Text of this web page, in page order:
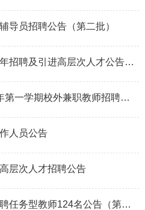
导员招聘公告（第二批）
合肥滨湖职业技术学院2026年招聘及引进高层次人才公告（51名）
徽商职业学院2026-2027学年第一学期校外兼职教师招聘公告
人员公告
层次人才招聘公告
安徽警官职业学院2026年招聘任务型教师124名公告（第二批）